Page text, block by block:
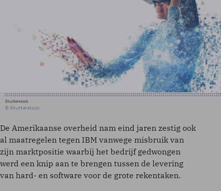
Shutterstock
© Shutterstock
De Amerikaanse overheid nam eind jaren zestig ook
al maatregelen tegen IBM vanwege misbruik van
zijn marktpositie waarbij het bedrijf gedwongen
werd een knip aan te brengen tussen de levering
van hard- en software voor de grote rekentaken.